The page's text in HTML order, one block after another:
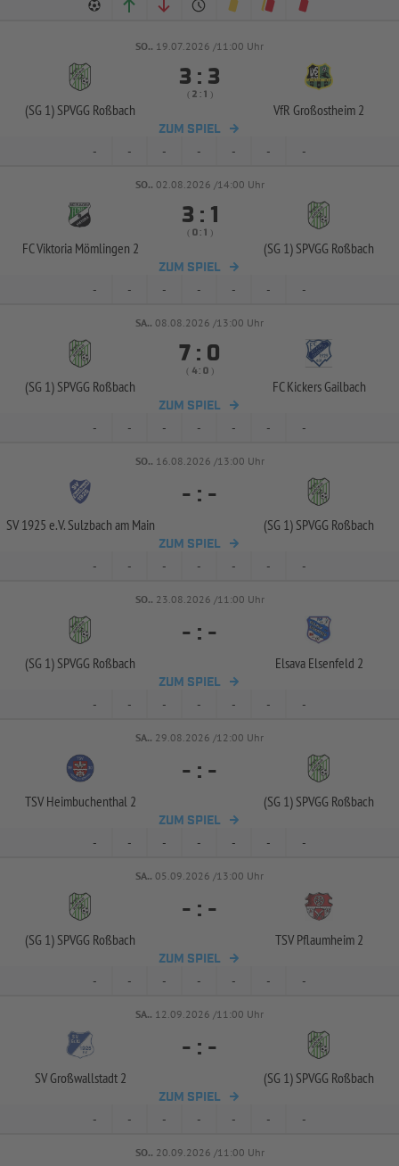
SO.. 19.07.2026 /11:00 Uhr
(SG 1) SPVGG Roßbach
 : 
(  :  )
VfR Großostheim 2
ZUM SPIEL
- - - - - - -
SO.. 02.08.2026 /14:00 Uhr
FC Viktoria Mömlingen 2
 : 
( :  )
(SG 1) SPVGG Roßbach
ZUM SPIEL
- - - - - - -
SA.. 08.08.2026 /13:00 Uhr
(SG 1) SPVGG Roßbach
 : 
( :  )
FC Kickers Gailbach
ZUM SPIEL
- - - - - - -
SO.. 16.08.2026 /13:00 Uhr
SV 1925 e.V. Sulzbach am Main
- : -
(SG 1) SPVGG Roßbach
ZUM SPIEL
- - - - - - -
SO.. 23.08.2026 /11:00 Uhr
(SG 1) SPVGG Roßbach
- : -
Elsava Elsenfeld 2
ZUM SPIEL
- - - - - - -
SA.. 29.08.2026 /12:00 Uhr
TSV Heimbuchenthal 2
- : -
(SG 1) SPVGG Roßbach
ZUM SPIEL
- - - - - - -
SA.. 05.09.2026 /13:00 Uhr
(SG 1) SPVGG Roßbach
- : -
TSV Pflaumheim 2
ZUM SPIEL
- - - - - - -
SA.. 12.09.2026 /11:00 Uhr
SV Großwallstadt 2
- : -
(SG 1) SPVGG Roßbach
ZUM SPIEL
- - - - - - -
SO.. 20.09.2026 /11:00 Uhr